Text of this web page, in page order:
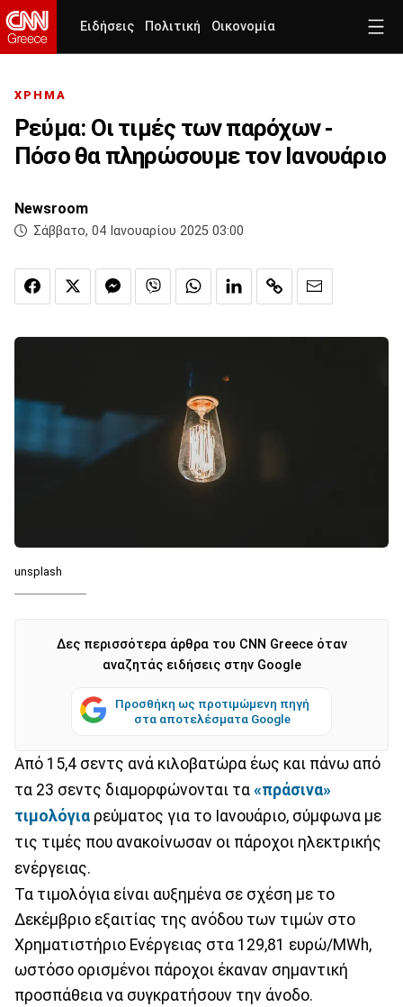
Ειδήσεις Πολιτική Οικονομία
ΧΡΗΜΑ
Ρεύμα: Οι τιμές των παρόχων -
Πόσο θα πληρώσουμε τον Ιανουάριο
Newsroom
Σάββατο, 04 Ιανουαρίου 2025 03:00
unsplash
Δες περισσότερα άρθρα του CNN Greece όταν
αναζητάς ειδήσεις στην Google
Προσθήκη ως προτιμώμενη πηγή
στα αποτελέσματα Google
Από 15,4 σεντς ανά κιλοβατώρα έως και πάνω από
τα 23 σεντς διαμορφώνονται τα «πράσινα»
τιμολόγια ρεύματος για το Ιανουάριο, σύμφωνα με
τις τιμές που ανακοίνωσαν οι πάροχοι ηλεκτρικής
ενέργειας.
Τα τιμολόγια είναι αυξημένα σε σχέση με το
Δεκέμβριο εξαιτίας της ανόδου των τιμών στο
Χρηματιστήριο Ενέργειας στα 129,81 ευρώ/MWh,
ωστόσο ορισμένοι πάροχοι έκαναν σημαντική
προσπάθεια να συγκρατήσουν την άνοδο.